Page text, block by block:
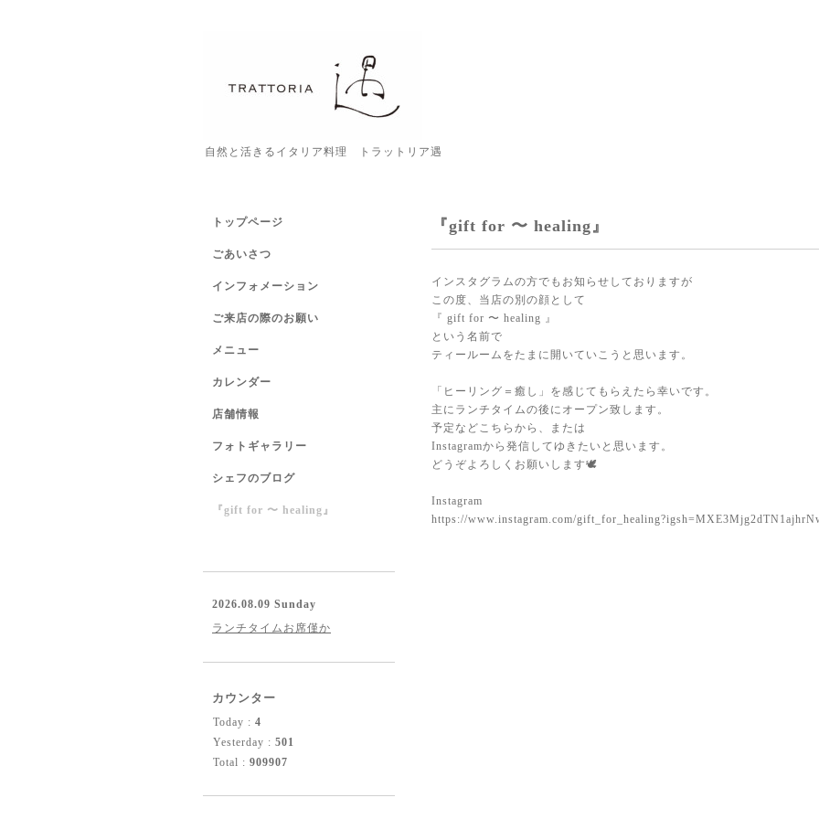
自然と活きるイタリア料理 トラットリア遇
『gift for 〜 healing』
インスタグラムの方でもお知らせしておりますが
この度、当店の別の顔として
『 gift for 〜 healing 』
という名前で
ティールームをたまに開いていこうと思います。
「ヒーリング＝癒し」を感じてもらえたら幸いです。
主にランチタイムの後にオープン致します。
予定などこちらから、または
Instagramから発信してゆきたいと思います。
どうぞよろしくお願いします🕊️
Instagram
https://www.instagram.com/
トップページ
ごあいさつ
インフォメーション
ご来店の際のお願い
メニュー
カレンダー
店舗情報
フォトギャラリー
シェフのブログ
『gift for 〜 healing』
2026.08.09 Sunday
ランチタイムお席僅か
カウンター
Today : 4
Yesterday : 501
Total : 909907